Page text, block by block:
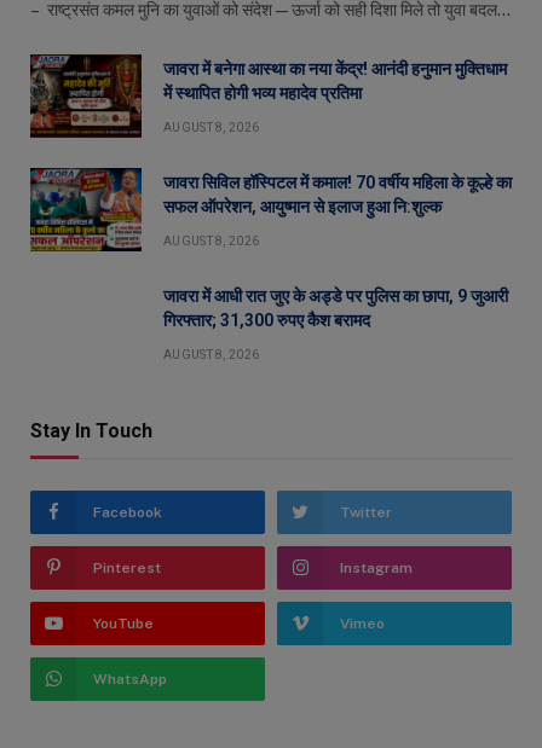
– राष्ट्रसंत कमल मुनि का युवाओं को संदेश—ऊर्जा को सही दिशा मिले तो युवा बदल…
जावरा में बनेगा आस्था का नया केंद्र! आनंदी हनुमान मुक्तिधाम
में स्थापित होगी भव्य महादेव प्रतिमा
AUGUST 8, 2026
जावरा सिविल हॉस्पिटल में कमाल! 70 वर्षीय महिला के कूल्हे का
सफल ऑपरेशन, आयुष्मान से इलाज हुआ नि:शुल्क
AUGUST 8, 2026
जावरा में आधी रात जुए के अड्डे पर पुलिस का छापा, 9 जुआरी
गिरफ्तार; 31,300 रुपए कैश बरामद
AUGUST 8, 2026
Stay In Touch
Facebook Twitter
Pinterest Instagram
YouTube Vimeo
WhatsApp